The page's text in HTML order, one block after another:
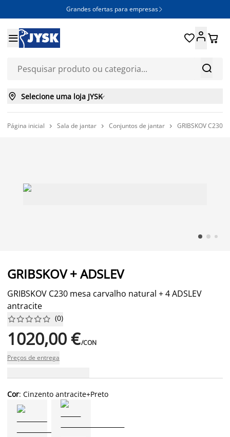
Grandes ofertas para empresas 


 
 Selecione uma loja JYSK
Página inicial  Sala de jantar  Conjuntos de jantar  GRIBSKOV C230
GRIBSKOV + ADSLEV
GRIBSKOV C230 mesa carvalho natural + 4 ADSLEV
antracite





 (0)
1020,00 €/CON
Preços de entrega
Cor: Cinzento antracite+Preto